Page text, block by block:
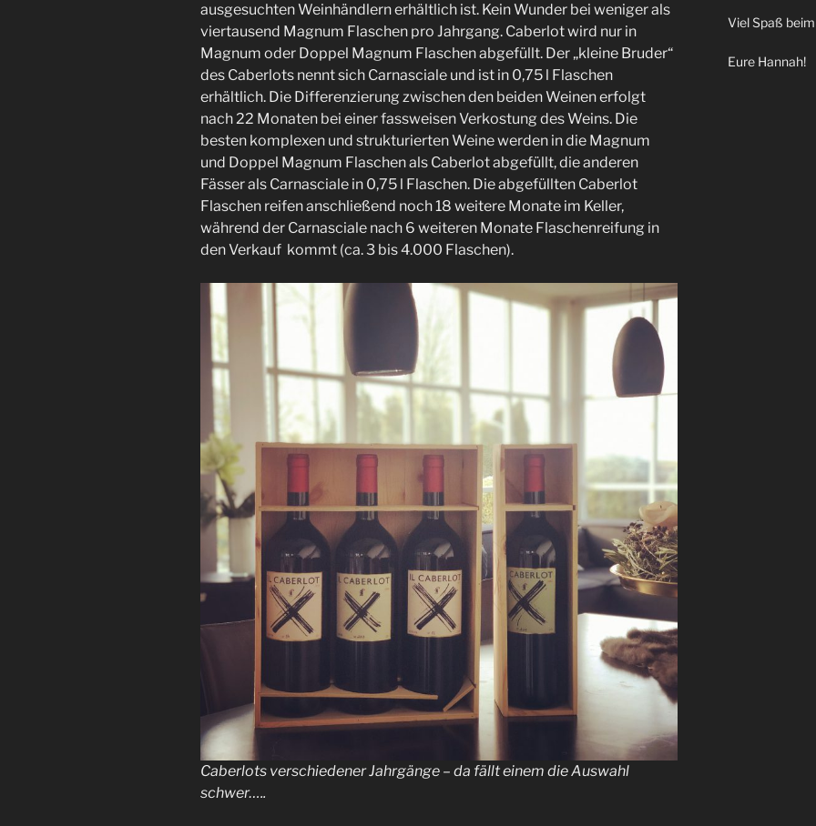
ausgesuchten Weinhändlern erhältlich ist. Kein Wunder bei weniger als
viertausend Magnum Flaschen pro Jahrgang. Caberlot wird nur in
Magnum oder Doppel Magnum Flaschen abgefüllt. Der „kleine Bruder“
des Caberlots nennt sich Carnasciale und ist in 0,75 l Flaschen
erhältlich. Die Differenzierung zwischen den beiden Weinen erfolgt
nach 22 Monaten bei einer fassweisen Verkostung des Weins. Die
besten komplexen und strukturierten Weine werden in die Magnum
und Doppel Magnum Flaschen als Caberlot abgefüllt, die anderen
Fässer als Carnasciale in 0,75 l Flaschen. Die abgefüllten Caberlot
Flaschen reifen anschließend noch 18 weitere Monate im Keller,
während der Carnasciale nach 6 weiteren Monate Flaschenreifung in
den Verkauf kommt (ca. 3 bis 4.000 Flaschen).
Caberlots verschiedener Jahrgänge – da fällt einem die Auswahl
schwer…..
Viel Spaß
Eure Hannah!